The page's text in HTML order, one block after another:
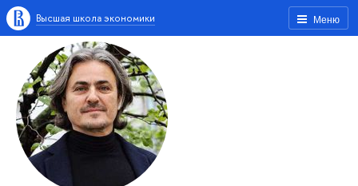
Меню
Высшая школа экономики